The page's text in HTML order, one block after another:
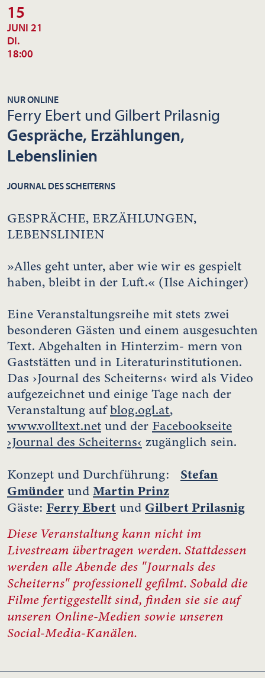
15
JUNI 21
DI.
18:00
NUR ONLINE
Ferry Ebert und Gilbert Prilasnig
Gespräche, Erzählungen,
Lebenslinien
JOURNAL DES SCHEITERNS
GESPRÄCHE, ERZÄHLUNGEN,
LEBENSLINIEN
»Alles geht unter, aber wie wir es gespielt
haben, bleibt in der Luft.« (Ilse Aichinger)
Eine Veranstaltungsreihe mit stets zwei
besonderen Gästen und einem ausgesuchten
Text. Abgehalten in Hinterzim- mern von
Gaststätten und in Literaturinstitutionen.
Das ›Journal des Scheiterns‹ wird als Video
aufgezeichnet und einige Tage nach der
Veranstaltung aufblog.ogl.at,
www.volltext.net und der Facebookseite
›Journal des Scheiterns‹ zugänglich sein.
Konzept und Durchführung: Stefan
Gmünder und Martin Prinz
Gäste: Ferry Ebert und Gilbert Prilasnig
Diese Veranstaltung kann nicht im
Livestream übertragen werden. Stattdessen
werden alle Abende des "Journals des
Scheiterns" professionell gefilmt. Sobald die
Filme fertiggestellt sind, finden sie sie auf
unseren Online-Medien sowie unseren
Social-Media-Kanälen.